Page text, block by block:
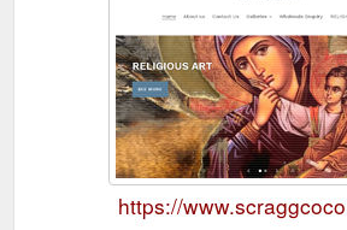
https://